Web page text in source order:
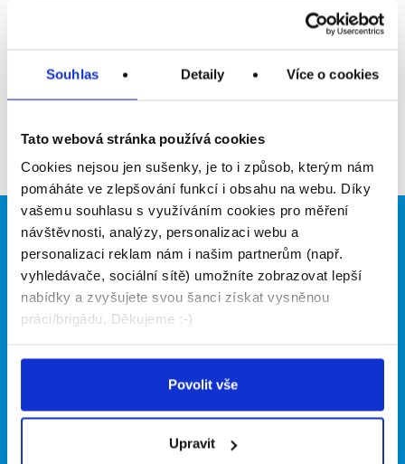
Souhlas Detaily Více o cookies
Tato webová stránka používá cookies
Cookies nejsou jen sušenky, je to i způsob, kterým nám
pomáháte ve zlepšování funkcí i obsahu na webu. Díky
vašemu souhlasu s využíváním cookies pro měření
návštěvnosti, analýzy, personalizaci webu a
personalizaci reklam nám i našim partnerům (např.
vyhledávače, sociální sítě) umožníte zobrazovat lepší
nabídky a zvyšujete svou šanci získat vysněnou
práci/brigádu. Děkujeme :-)
Povolit vše
Upravit
Zpět
Brigádníci
Články
Hledané brigády
Firmy
Vložit inzerát
Ceník
Kontakt
Naše další projekty
Mobilní aplikace